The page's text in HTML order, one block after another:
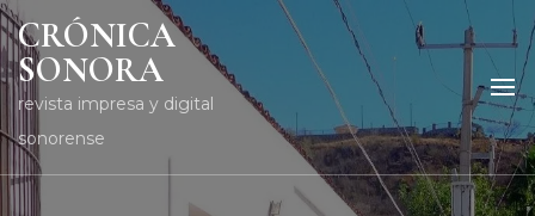
CRÓNICA
SONORA
revista impresa y digital
sonorense